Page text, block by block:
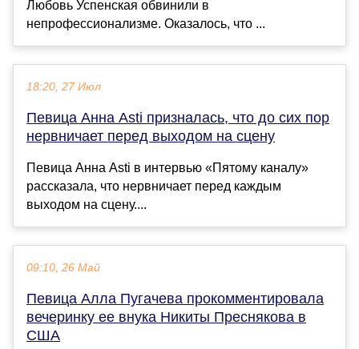
Любовь Успенская обвинили в
непрофессионализме. Оказалось, что ...
18:20, 27 Июл
Певица Анна Asti призналась, что до сих пор
нервничает перед выходом на сцену
Певица Анна Asti в интервью «Пятому каналу»
рассказала, что нервничает перед каждым
выходом на сцену....
09:10, 26 Май
Певица Алла Пугачева прокомментировала
вечеринку ее внука Никиты Преснякова в
США